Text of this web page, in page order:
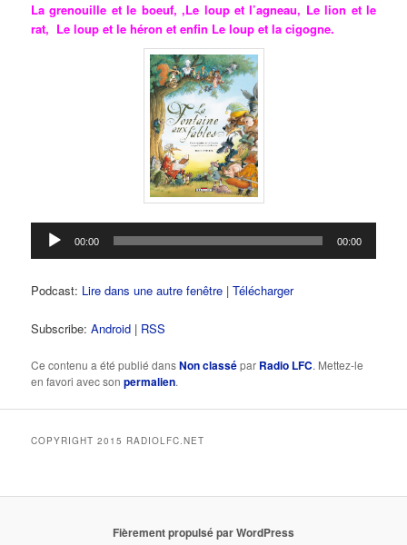
La grenouille et le boeuf, ,Le loup et l’agneau, Le lion et le
rat, Le loup et le héron et enfin Le loup et la cigogne.
Lecteur
audio
00:00 00:00
Podcast: Lire dans une autre fenêtre |Télécharger
Subscribe:Android | RSS
Ce contenu a été publié dansNon classépar Radio LFC. Mettez-le
en favori avec sonpermalien.
COPYRIGHT 2015 RADIOLFC.NET
Fièrement propulsé par WordPress